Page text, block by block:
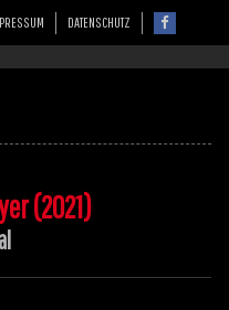
DATENSCHUTZ
(2021)